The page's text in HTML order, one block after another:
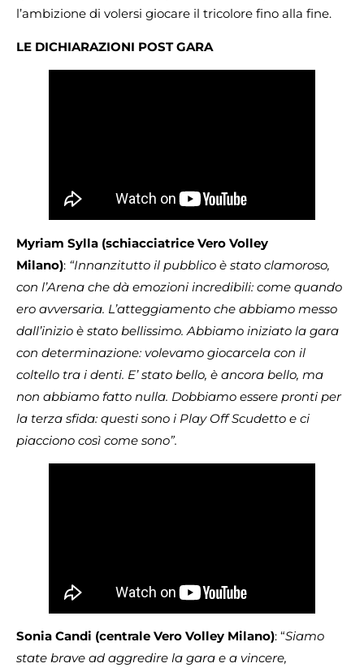
l’ambizione di volersi giocare il tricolore fino alla fine.
LE DICHIARAZIONI POST GARA
Myriam Sylla (schiacciatrice Vero Volley
Milano): “Innanzitutto il pubblico è stato clamoroso,
con l’Arena che dà emozioni incredibili: come quando
ero avversaria. L’atteggiamento che abbiamo messo
dall’inizio è stato bellissimo. Abbiamo iniziato la gara
con determinazione: volevamo giocarcela con il
coltello tra i denti. E’ stato bello, è ancora bello, ma
non abbiamo fatto nulla. Dobbiamo essere pronti per
la terza sfida: questi sono i Play Off Scudetto e ci
piacciono così come sono”.
Sonia Candi (centrale Vero Volley Milano): “Siamo
state brave ad aggredire la gara e a vincere,